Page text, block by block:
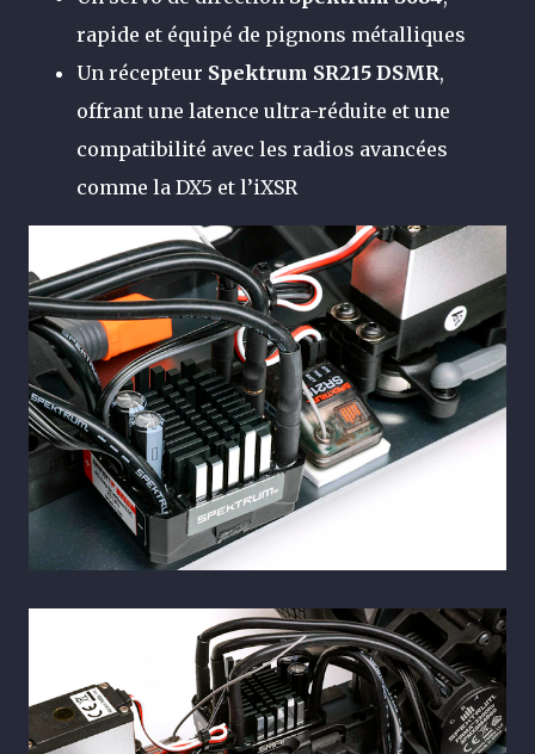
rapide et équipé de pignons métalliques
Un récepteur Spektrum SR215 DSMR,
offrant une latence ultra-réduite et une
compatibilité avec les radios avancées
comme la DX5 et l’iXSR